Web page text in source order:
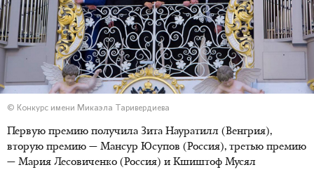
© Конкурс имени Микаэла Таривердиева
Первую премию получила Зита Науратилл (Венгрия),
вторую премию — Мансур Юсупов (Россия), третью премию
— Мария Лесовиченко (Россия) и Кшиштоф Мусял